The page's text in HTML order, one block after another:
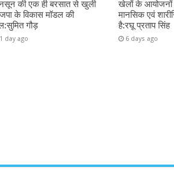
की एक ही बरसात से खुली
के विकास मॉडल की
गौड़
1 day ago
खेलों के
मानसिक एवं
है:रघू प्रताप सिंह
6 days ago